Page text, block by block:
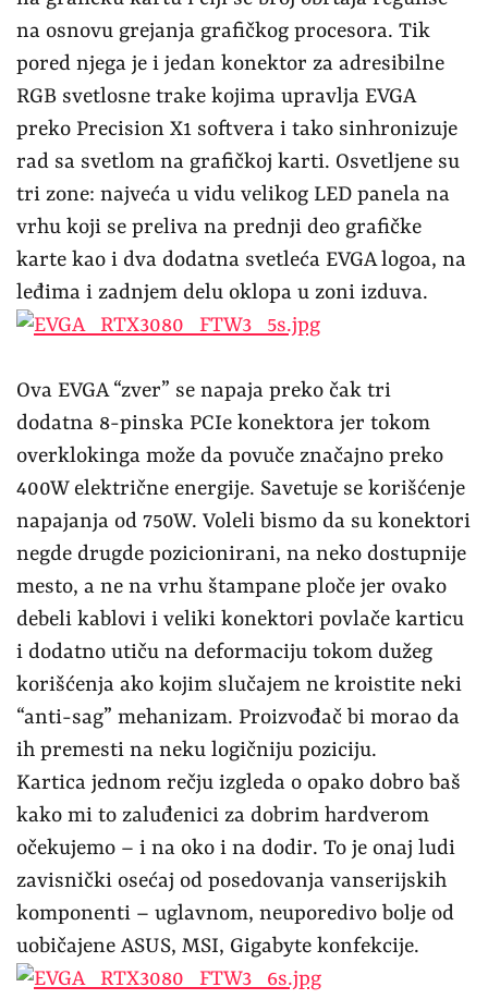
na osnovu grejanja grafičkog procesora. Tik
pored njega je i jedan konektor za adresibilne
RGB svetlosne trake kojima upravlja EVGA
preko Precision X1 softvera i tako sinhronizuje
rad sa svetlom na grafičkoj karti. Osvetljene su
tri zone: najveća u vidu velikog LED panela na
vrhu koji se preliva na prednji deo grafičke
karte kao i dva dodatna svetleća EVGA logoa, na
leđima i zadnjem delu oklopa u zoni izduva.
Ova EVGA “zver” se napaja preko čak tri
dodatna 8-pinska PCIe konektora jer tokom
overklokinga može da povuče značajno preko
400W električne energije. Savetuje se korišćenje
napajanja od 750W. Voleli bismo da su konektori
negde drugde pozicionirani, na neko dostupnije
mesto, a ne na vrhu štampane ploče jer ovako
debeli kablovi i veliki konektori povlače karticu
i dodatno utiču na deformaciju tokom dužeg
korišćenja ako kojim slučajem ne kroistite neki
“anti-sag” mehanizam. Proizvođač bi morao da
ih premesti na neku logičniju poziciju.
Kartica jednom rečju izgleda o opako dobro baš
kako mi to zaluđenici za dobrim hardverom
očekujemo – i na oko i na dodir. To je onaj ludi
zavisnički osećaj od posedovanja vanserijskih
komponenti – uglavnom, neuporedivo bolje od
uobičajene ASUS, MSI, Gigabyte konfekcije.